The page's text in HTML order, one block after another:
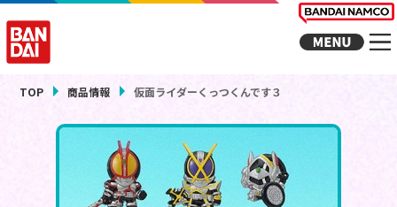
TOP 商品情報 仮面ライダーくっつくんです３